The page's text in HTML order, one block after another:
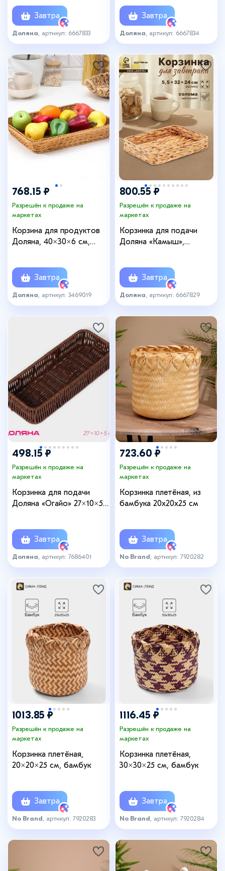
Завтра
Доляна , артикул: 6667833
Завтра
Доляна , артикул: 6667834
768.15 ₽
Разрешён к продаже на
маркетах
Корзина для продуктов
Доляна, 40×30×6 см,
Завтра
Доляна , артикул: 3469019
800.55 ₽
Разрешён к продаже на
маркетах
Корзинка для подачи
Доляна «Камыш»,
Завтра
Доляна , артикул: 6667829
498.15 ₽
Разрешён к продаже на
маркетах
Корзинка для подачи
Доляна «Огайо» 27×10×5
Завтра
Доляна , артикул: 7686401
723.60 ₽
Разрешён к продаже на
маркетах
Корзинка плетёная, из
бамбука 20х20х25 см
Завтра
No Brand , артикул: 7920282
1013.85 ₽
Разрешён к продаже на
маркетах
Корзинка плетёная,
20×20×25 см, бамбук
Завтра
No Brand , артикул: 7920283
1116.45 ₽
Разрешён к продаже на
маркетах
Корзинка плетёная,
30×30×25 см, бамбук
Завтра
No Brand , артикул: 7920284